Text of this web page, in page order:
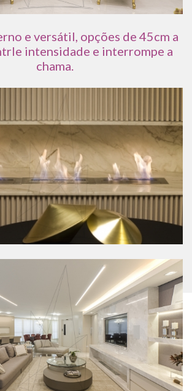
e versátil, opções de 45cm a
intensidade e interrompe a
chama.